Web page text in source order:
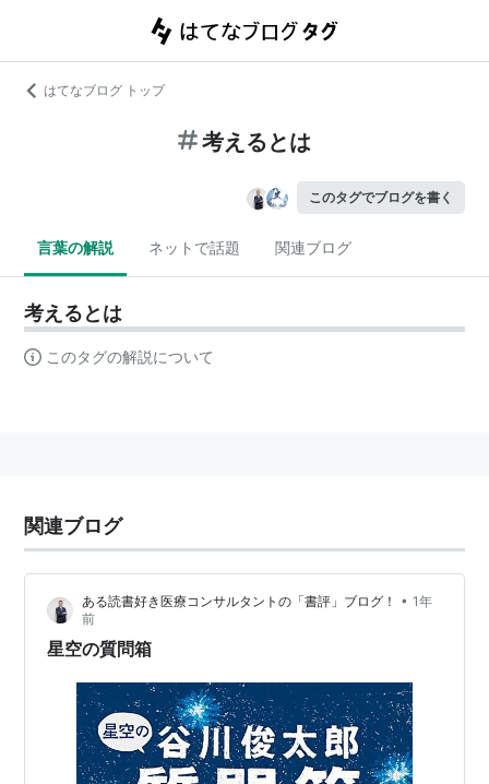
はてなブログ トップ
考えるとは
このタグでブログを書く
言葉の解説 ネットで話題 関連ブログ
考えるとは
このタグの解説について
関連ブログ
ある読書好き医療コンサルタントの「書評」ブログ！ • 1年
前
星空の質問箱